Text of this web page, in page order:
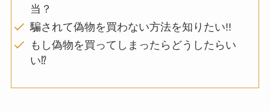
当？
騙されて偽物を買わない方法を知りたい!!
もし偽物を買ってしまったらどうしたらい
い⁉